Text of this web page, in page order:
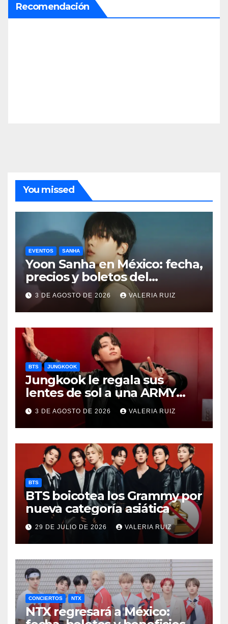
Recomendación
You missed
EVENTOS SANHA
Yoon Sanha en México: fecha,
precios y boletos del
FANCON
3 DE AGOSTO DE 2026 VALERIA RUIZ
BTS JUNGKOOK
Jungkook le regala sus
lentes de sol a una ARMY
durante concierto de BTS
3 DE AGOSTO DE 2026 VALERIA RUIZ
BTS
BTS boicotea los Grammy por
nueva categoría asiática
29 DE JULIO DE 2026 VALERIA RUIZ
CONCIERTOS NTX
NTX regresará a México: